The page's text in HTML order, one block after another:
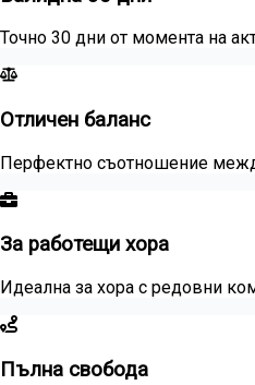
Точно 30 дни от момента на
Отличен баланс
Перфектно съотношение
За работещи хора
Идеална за хора с редовни
Пълна свобода